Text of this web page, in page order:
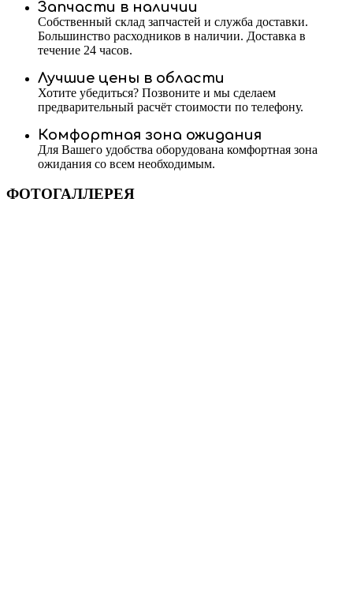
Запчасти в наличии
Собственный склад запчастей и служба доставки.
Большинство расходников в наличии. Доставка в
течение 24 часов.
Лучшие цены в области
Хотите убедиться? Позвоните и мы сделаем
предварительный расчёт стоимости по телефону.
Комфортная зона ожидания
Для Вашего удобства оборудована комфортная зона
ожидания со всем необходимым.
ФОТОГАЛЛЕРЕЯ